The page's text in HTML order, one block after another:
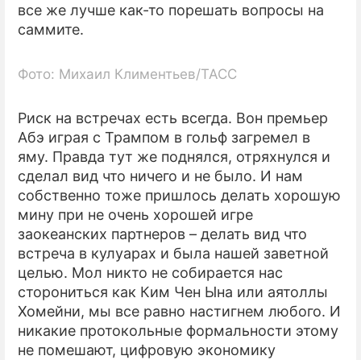
все же лучше как-то порешать вопросы на
саммите.
Фото: Михаил Климентьев/ТАСС
Риск на встречах есть всегда. Вон премьер
Абэ играя с Трампом в гольф загремел в
яму. Правда тут же поднялся, отряхнулся и
сделал вид что ничего и не было. И нам
собственно тоже пришлось делать хорошую
мину при не очень хорошей игре
заокеанских партнеров – делать вид что
встреча в кулуарах и была нашей заветной
целью. Мол никто не собирается нас
сторониться как Ким Чен Ына или аятоллы
Хомейни, мы все равно настигнем любого. И
никакие протокольные формальности этому
не помешают, цифровую экономику